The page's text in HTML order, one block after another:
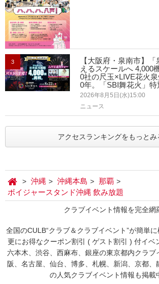
3
【大阪府・泉南市】
えるスケールへ 4,000
0社の尺玉×LIVE花火
0年。「SBI舞花火」
2026年8月5日(水)15:00
ニュース
アクセスランキングをもっとみ
沖縄 沖縄本島
那覇
ボイジャースタンド沖縄 飲み放題
クラブイベント情報を完全網
全国のCULB“クラブ＆クラブイベント”が簡単に
更にお得なクーポン割引 ( ゲスト割引 ) 付イベ
六本木、渋谷、西麻布、銀座の東京都内クラブ
阪、名古屋、仙台、博多、札幌、新潟、京都、
の人気クラブイベント情報も掲載